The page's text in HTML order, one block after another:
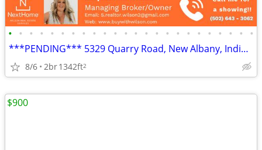
• • • • • • • • • • • • • • • • • • • • • • • •
***PENDING*** 5329 Quarry Road, New Albany, Indiana
8/6 2br1342ft2
$900